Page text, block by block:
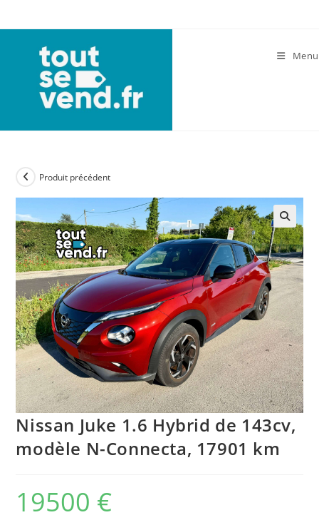
to
Menu
Produit précédent
Nissan Juke 1.6 Hybrid de 143cv,
modèle N-Connecta, 17901 km
19500 €